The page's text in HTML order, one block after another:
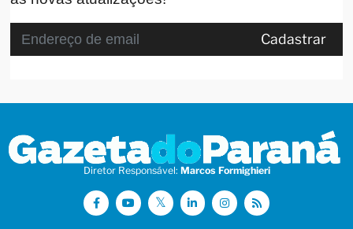
Cadastrar
Diretor Responsável: Marcos Formighieri